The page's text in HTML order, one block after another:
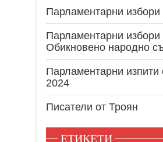
Парламентарни избори
Парламентарни избори
Обикновено народно
Парламентарни изпити
2024
Писатели от Троян
ЕТИКЕТИ